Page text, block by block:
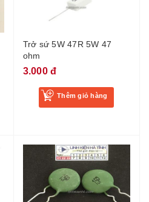
Trở sứ 5W 47R 5W 47
ohm
3.000 đ
Thêm giỏ hàng